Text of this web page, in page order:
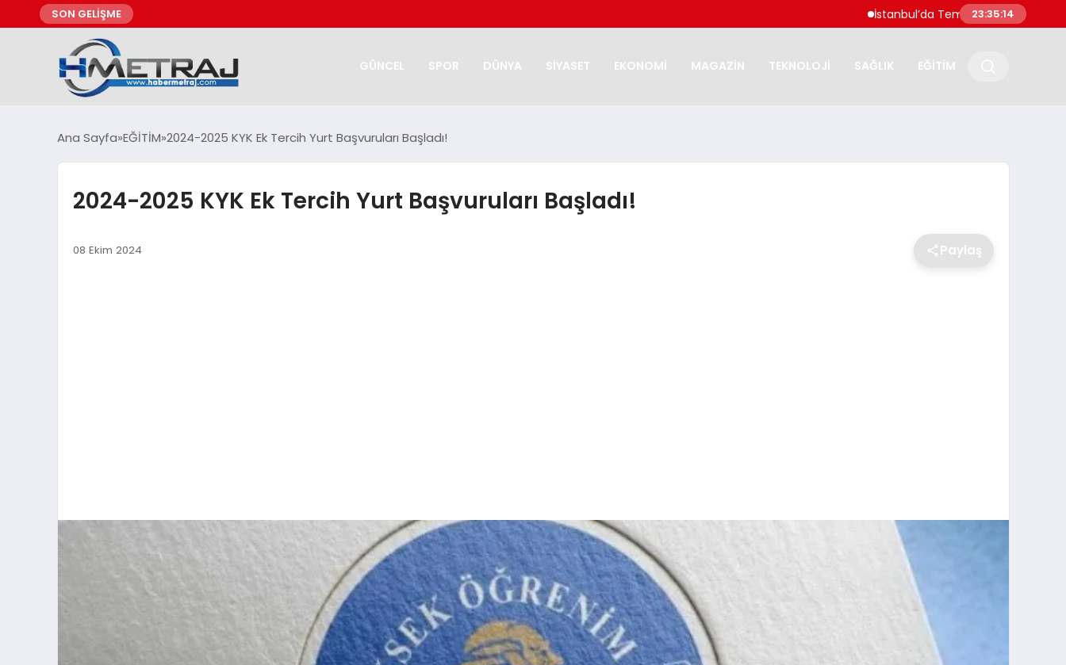
SON GELİŞME İstanbul’da Temmuz Ayı En Çok Artan
23:35:15
GÜNCEL SPOR DÜNYA SİYASET EKONOMİ MAGAZİN TEKNOLOJİ SAĞLIK EĞİTİM
Ana Sayfa EĞİTİM 2024-2025 KYK Ek Tercih Yurt Başvuruları Başladı!
2024-2025 KYK Ek Tercih Yurt Başvuruları Başladı!
08 Ekim 2024 Paylaş